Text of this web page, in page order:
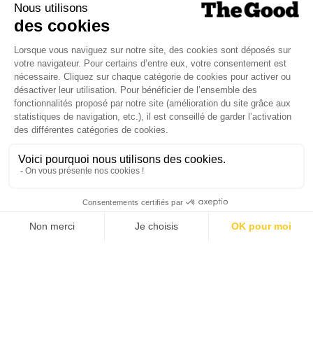
Je suis déjà abonné(e) :
version digitale
SUIVEZ-NOUS